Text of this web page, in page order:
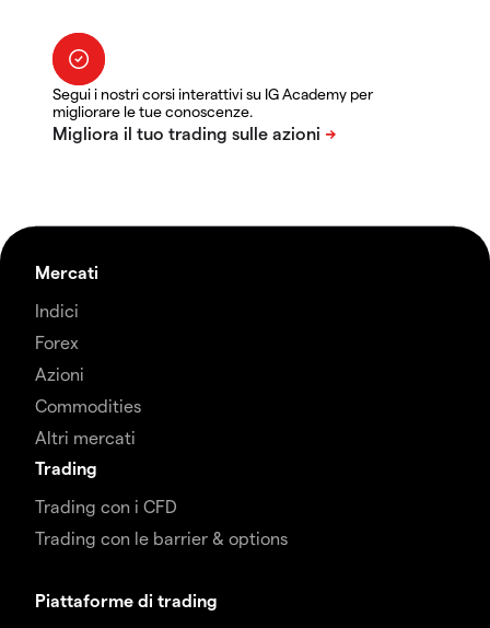
Segui i nostri corsi interattivi su IG Academy per
migliorare le tue conoscenze.
Mercati
Indici
Forex
Azioni
Commodities
Altri mercati
Trading
Trading con i CFD
Trading con le barrier & options
Piattaforme di trading